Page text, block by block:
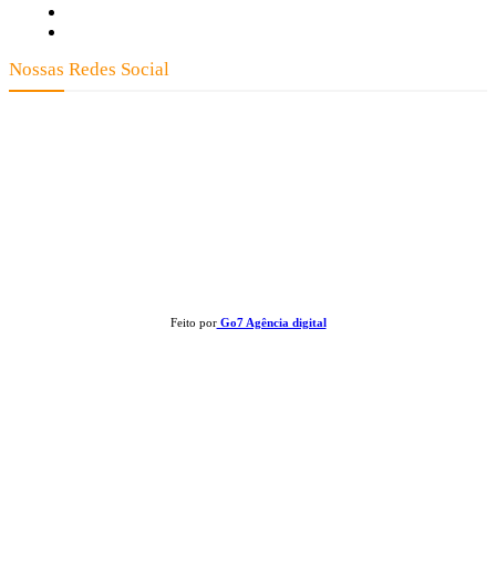
Nossas Redes Social
Feito porGo7 Agência digital